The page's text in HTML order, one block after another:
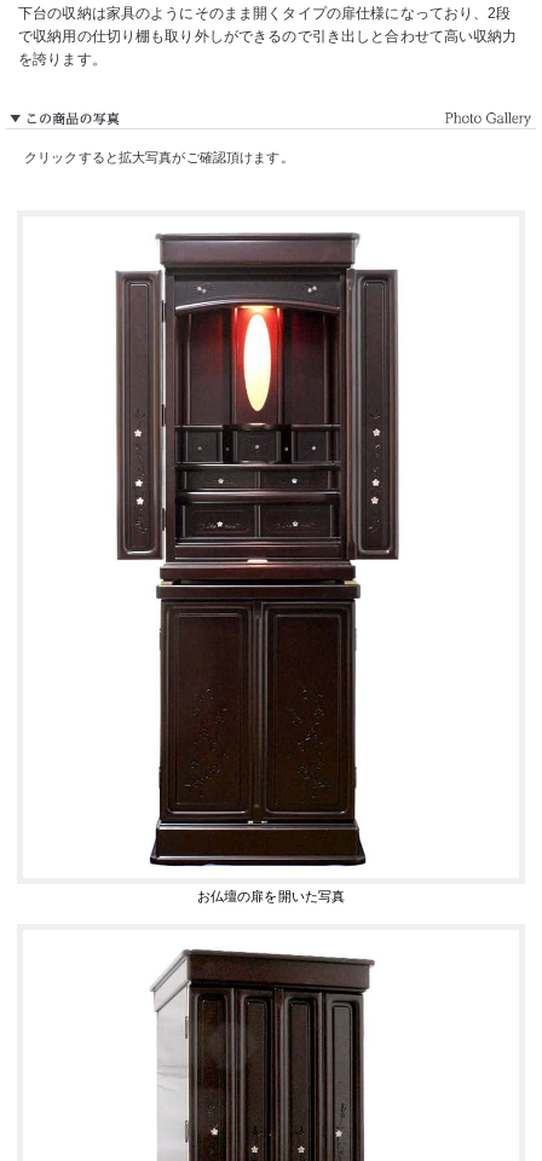
下台の収納は家具のようにそのまま開くタイプの扉仕様になっており、2段
で収納用の仕切り棚も取り外しができるので引き出しと合わせて高い収納力
を誇ります。
クリックすると拡大写真がご確認頂けます。
お仏壇の扉を開いた写真